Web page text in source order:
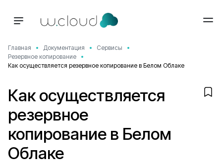
Главная Документация
Сервисы
Резервное копирование
Как осуществляется резервное копирование в Белом Облаке
Как осуществляется
резервное
копирование в Белом
Облаке